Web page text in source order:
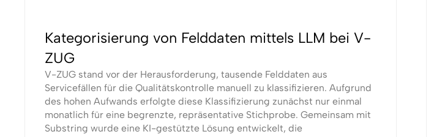
Kategorisierung von Felddaten mittels LLM bei V-
ZUG
V-ZUG stand vor der Herausforderung, tausende Felddaten aus
Servicefällen für die Qualitätskontrolle manuell zu klassifizieren. Aufgrund
des hohen Aufwands erfolgte diese Klassifizierung zunächst nur einmal
monatlich für eine begrenzte, repräsentative Stichprobe. Gemeinsam mit
Substring wurde eine KI-gestützte Lösung entwickelt, die